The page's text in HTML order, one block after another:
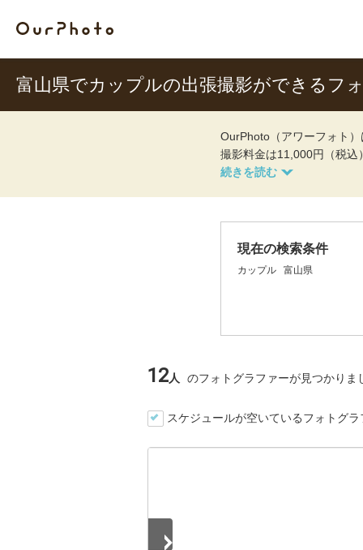
富山県でカップルの出張撮影ができるフ
OurPhoto（アワーフォト
撮影料金は11,000円（税込
現在の検索条件
カップル 富山県
12人 のフォトグラファーが見つかりま
スケジュールが空いているフォトグ